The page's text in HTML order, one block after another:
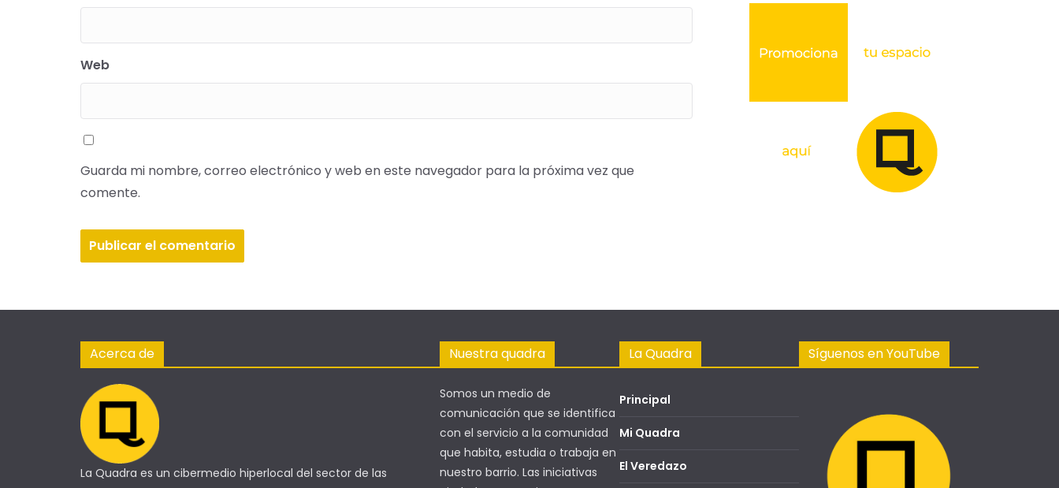
Web
Guarda mi nombre, correo electrónico y web en este navegador para la próxima vez que
comente.
Acerca de
La Quadra es un cibermedio hiperlocal del sector de las
Nuestra quadra
Somos un medio de
comunicación que se identifica
con el servicio a la comunidad
que habita, estudia o trabaja en
nuestro barrio. Las iniciativas
La Quadra
Principal
Mi Quadra
El Veredazo
Síguenos en YouTube